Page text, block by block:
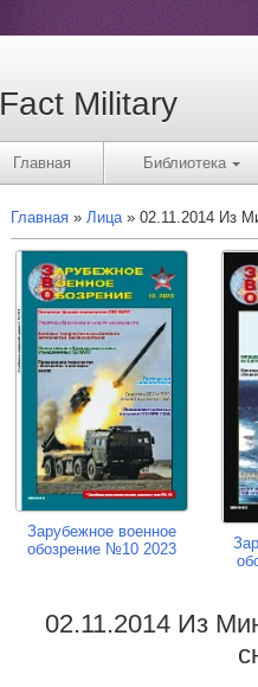
Fact Military
Главная Библиотека
Главная Лица 02.11.2014 Из
Зарубежное военное
обозрение №10 2023
02.11.2014 Из